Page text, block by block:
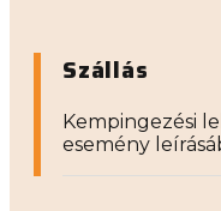
Szállás
Kempingezési
esemény